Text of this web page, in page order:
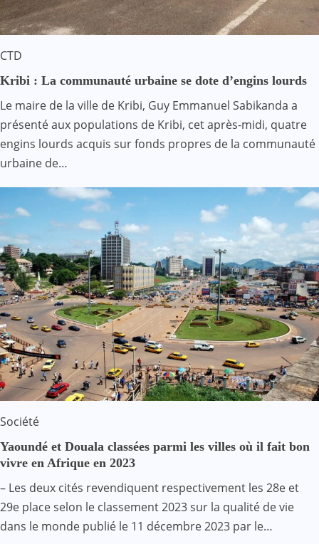
CTD
Kribi : La communauté urbaine se dote d’engins lourds
Le maire de la ville de Kribi, Guy Emmanuel Sabikanda a
présenté aux populations de Kribi, cet après-midi, quatre
engins lourds acquis sur fonds propres de la communauté
urbaine de…
Société
Yaoundé et Douala classées parmi les villes où il fait bon
vivre en Afrique en 2023
– Les deux cités revendiquent respectivement les 28e et
29e place selon le classement 2023 sur la qualité de vie
dans le monde publié le 11 décembre 2023 par le…